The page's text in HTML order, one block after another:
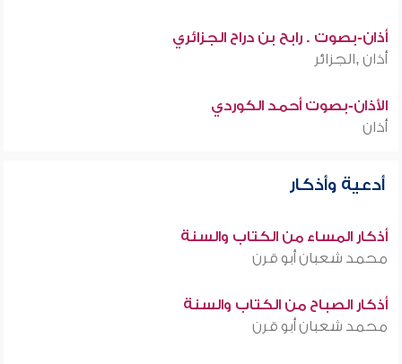
أذان-بصوت . رابح بن دراح الجزائري
أذان ,الجزائر
الأذان-بصوت أحمد الكوردي
أذان
أدعية وأذكار
أذكار المساء من الكتاب والسنة
محمد شعبان أبو قرن
أذكار الصباح من الكتاب والسنة
محمد شعبان أبو قرن